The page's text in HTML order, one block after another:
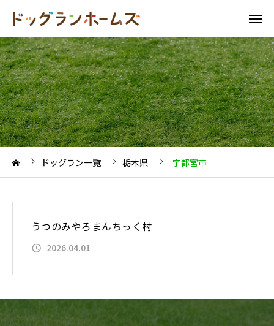
ドッグラン一覧 栃木県 宇都宮市
うつのみやろまんちっく村
2026.04.01